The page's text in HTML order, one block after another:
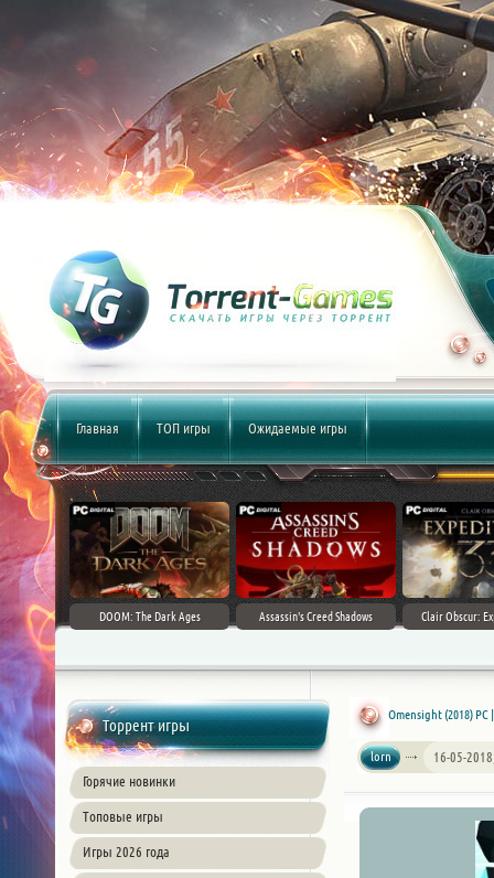
Главная ТОП игры Ожидаемые игры
DOOM: The Dark Ages Assassin's Creed Shadows Clair Obscur:
Торрент игры
Горячие новинки
Топовые игры
Игры 2026 года
Omensight (2018) PC
lorn 16-05-